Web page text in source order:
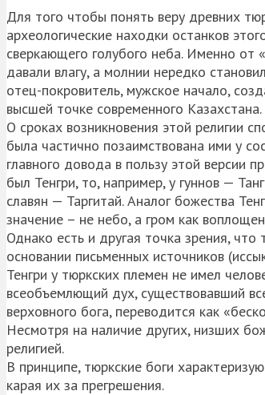
Для того чтобы понять веру древних
археологические находки останков
сверкающего голубого неба. Именно от
давали влагу, а молнии нередко
отец-покровитель, мужское начало,
высшей точке современного
О сроках возникновения этой религии
была частично позаимствована ими у
главного довода в пользу этой версии
был Тенгри, то, например, у гуннов —
славян — Таргитай. Аналог божества
значение – не небо, а гром как
Однако есть и другая точка зрения,
основании письменных источников
Тенгри у тюркских племен не имел
всеобъемлющий дух, существовавший
верховного бога, переводится как
Несмотря на наличие других, низших
религией.
В принципе, тюркские боги
карая их за прегрешения.